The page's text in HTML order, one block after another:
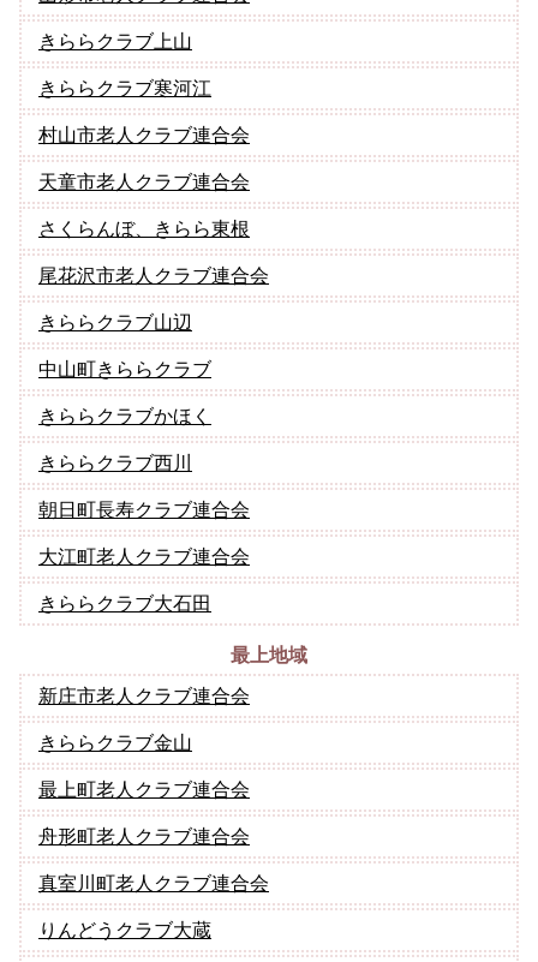
きららクラブ上山
きららクラブ寒河江
村山市老人クラブ連合会
天童市老人クラブ連合会
さくらんぼ、きらら東根
尾花沢市老人クラブ連合会
きららクラブ山辺
中山町きららクラブ
きららクラブかほく
きららクラブ西川
朝日町長寿クラブ連合会
大江町老人クラブ連合会
きららクラブ大石田
最上地域
新庄市老人クラブ連合会
きららクラブ金山
最上町老人クラブ連合会
舟形町老人クラブ連合会
真室川町老人クラブ連合会
りんどうクラブ大蔵